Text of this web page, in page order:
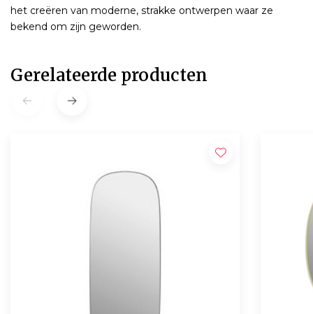
het creëren van moderne, strakke ontwerpen waar ze
bekend om zijn geworden.
Gerelateerde producten